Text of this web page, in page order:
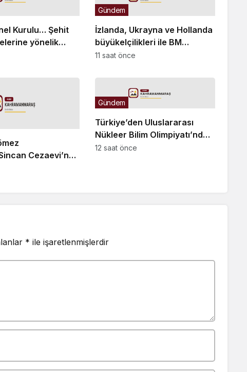
Kurulu… Şehit
yönelik
içeren kanun
İzlanda, Ukrayna ve Hollanda
büyükelçilikleri ile BM
Cenevre Ofisi Daimi
Gündem
11 saat önce
Cezaevi’nde
yönündeki
Türkiye’den Uluslararası
Nükleer Bilim Olimpiyatı’nda 1
altın, 3 bronz madalya
Gündem
12 saat önce
* ile işaretlenmişlerdir